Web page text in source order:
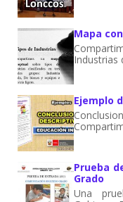
Mapa
Industrias
Ejemplo
Prueba
Grado
Una